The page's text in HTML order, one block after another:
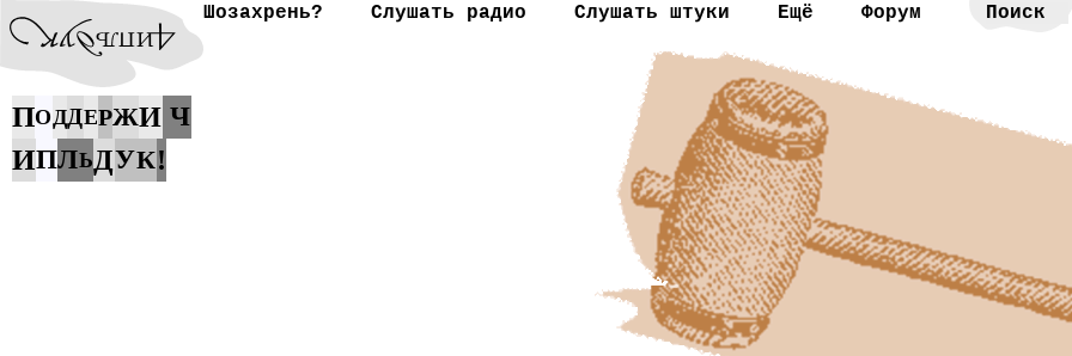
Шозахрень? Слушать радио Слушать штуки Ещё Форум
ПОДДЕРЖИ Ч
ИПЛЬДУК!